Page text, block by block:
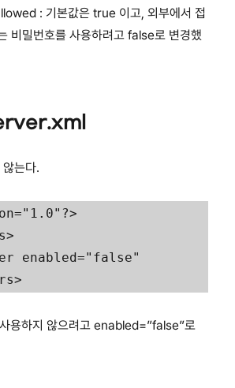
: 기본값은 true 이고, 외부에서 접
비밀번호를 사용하려고 false로 변경했
는다.
용하지 않으려고 enabled=”false”로